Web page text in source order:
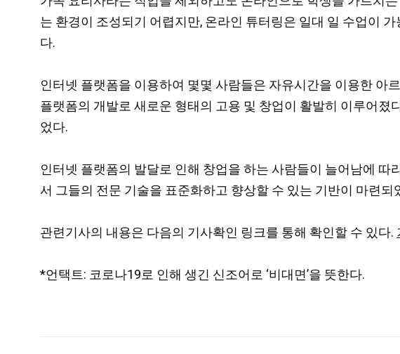
는 환경이 조성되기 어렵지만, 온라인 튜터링은 일대 일 수업이
다.
인터넷 플랫폼을 이용하여 몇몇 사람들은 자유시간을 이용한 아
플랫폼의 개발로 새로운 형태의 고용 및 창업이 활발히 이루어
었다.
인터넷 플랫폼의 발달로 인해 창업을 하는 사람들이 늘어남에
서 그들의 전문 기술을 표준화하고 향상할 수 있는 기반이 마련
관련기사의 내용은 다음의 기사확인 링크를 통해 확인할 수 있다.
*언택트: 코로나19로 인해 생긴 신조어로 ‘비대면’을 뜻한다.